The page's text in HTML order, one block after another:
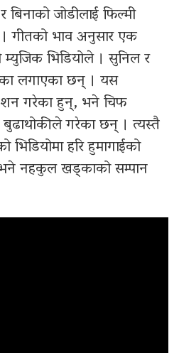
जोडीलाई फिल्मी
गीतको भाव अनुसार एक
भिडियोले । सुनिल र
लगाएका छन् । यस
गरेका हुन्, भने चिफ
गरेका छन् । त्यस्तै
भिडियोमा हरि हुमागाईको
भने नहकुल खड्काको सम्पान